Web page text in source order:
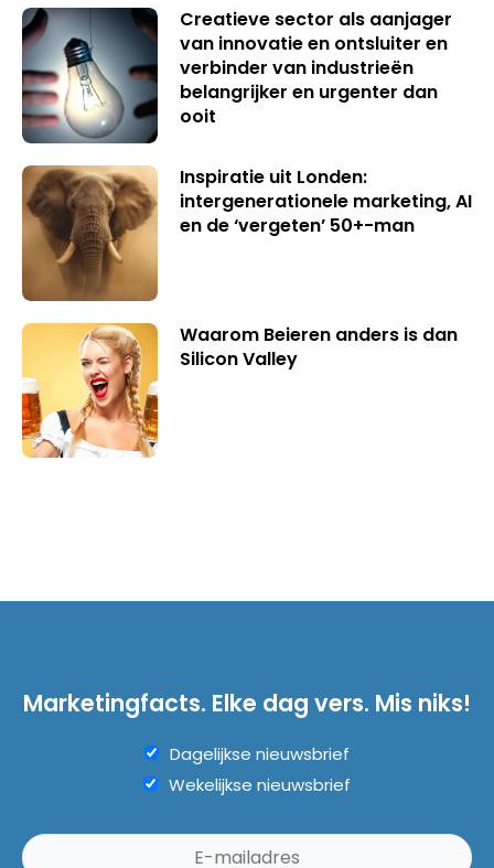
Creatieve sector als aanjager
van innovatie en ontsluiter en
verbinder van industrieën
belangrijker en urgenter dan
ooit
Inspiratie uit Londen:
intergenerationele marketing, AI
en de ‘vergeten’ 50+-man
Waarom Beieren anders is dan
Silicon Valley
Marketingfacts. Elke dag vers. Mis niks!
Dagelijkse nieuwsbrief
Wekelijkse nieuwsbrief